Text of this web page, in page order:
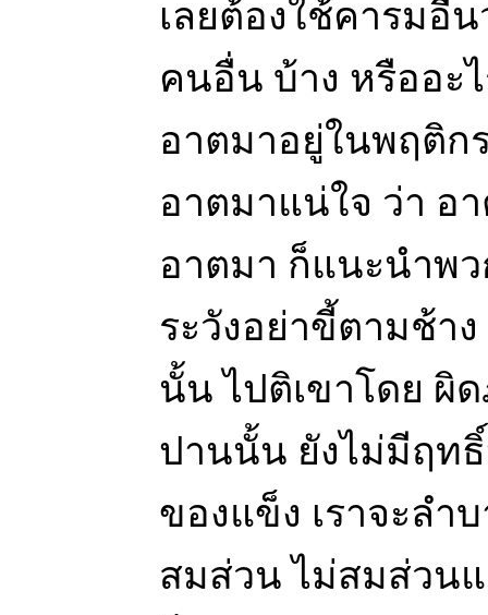
เลยต้องใช้คารมอื่
คนอื่น บ้าง หรืออะ
อาตมาอยู่ในพฤติก
อาตมาแน่ใจ ว่า อ
อาตมา ก็แนะนำพ
ระวังอย่าขี้ตามช้า
นั้น ไปติเขาโดย ผิ
ปานนั้น ยังไม่มีฤท
ของแข็ง เราจะลำ
สมส่วน ไม่สมส่วน